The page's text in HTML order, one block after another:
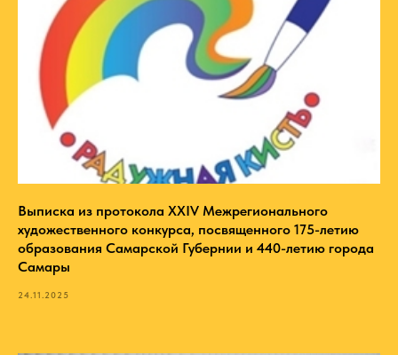
Выписка из протокола XXIV Межрегионального
художественного конкурса, посвященного 175-летию
образования Самарской Губернии и 440-летию города
Самары
24.11.2025